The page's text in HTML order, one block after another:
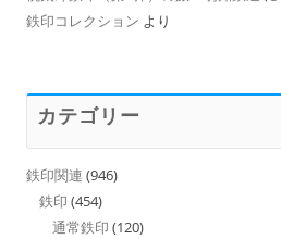
鉄印コレクション より
カテゴリー
鉄印関連 (946)
鉄印 (454)
通常鉄印 (120)